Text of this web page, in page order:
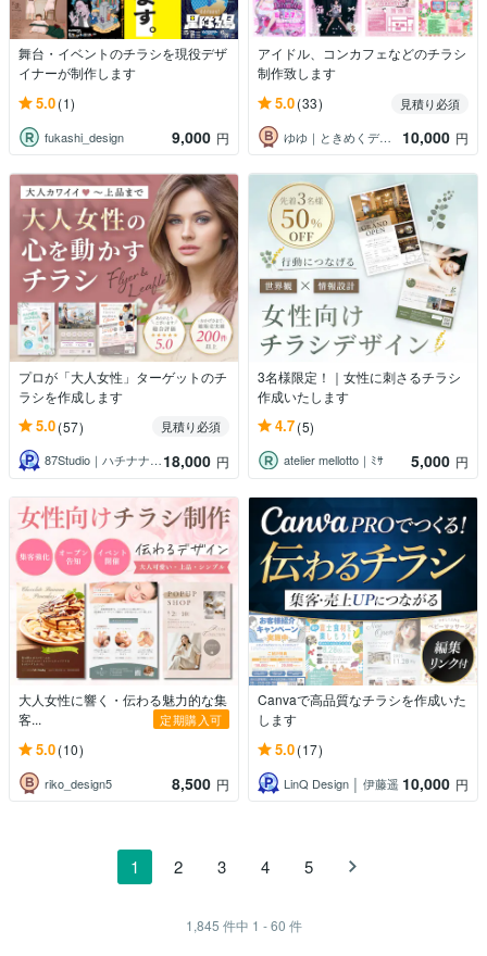
舞台・イベントのチラシを現役デザ
イナーが制作します
5.0(1)
fukashi_design 9,000 円
アイドル、コンカフェなどのチラシ
制作致します
5.0(33)
見積り必須
ゆゆ｜ときめくデザイン
10,000 円
プロが「大人女性」ターゲットのチ
ラシを作成します
5.0(57)
見積り必須
87Studio｜ハチナナスタジオ18,000 円
3名様限定！｜女性に刺さるチラシ
作成いたします
4.7(5)
atelier mellotto｜ﾐｻ 5,000 円
大人女性に響く・伝わる魅力的な集
客...
定期購入可
5.0(10)
riko_design5 8,500 円
Canvaで高品質なチラシを作成いた
します
5.0(17)
LinQ Design │ 伊藤遥 10,000 円
1 2 3 4 5
1,845 件中 1 - 60 件